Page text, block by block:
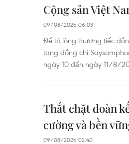
Cộng sản Việt
09/08/2026 06:03
Để tỏ lòng thương tiếc
tang đồng chí
ngày 10 đến ngày 11/8/
Thắt chặt đoàn
cường và bền
09/08/2026 02:40